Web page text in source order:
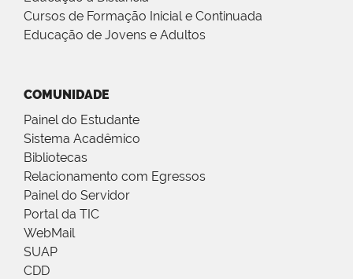
Cursos de Formação Inicial e Continuada
Educação de Jovens e Adultos
COMUNIDADE
Painel do Estudante
Sistema Acadêmico
Bibliotecas
Relacionamento com Egressos
Painel do Servidor
Portal da TIC
WebMail
SUAP
CDD